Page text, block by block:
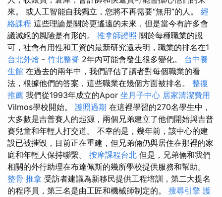
來。 或人工智能自我獨立，您將不再需要“無用”的人。 經
絡課程 這些理論是關於更遙遠的未來，但是當今有許多會
議滅絕的風險是有形的。 推拿師證照 關於每種職業的認
可，社會有用性和工資的最新研究還表明，職業的排名在1
台北外燴 - 竹北整脊 2年內可能會發生很多變化。 台中養
生館 在過去的兩年中，我們評估了讀者對每個職業的看
法，根據他們的答案，這些職業在幾個方面被排名。 整復
推薦 我們從1993年成立的Apor 坐月子中心 居家清潔費用
Vilmos學校開始。 護照過期 在這裡學習的270名學生中，
大多數是吉普賽人的起源，兩個兄弟建立了他們開始與吉普
賽兒童和年輕人打交道。 不幸的是，幾年前，該中心的建
設已被摧毀，目前正在重建，但兄弟倆仍與居住在那裡的家
庭和年輕人保持聯繫。 按摩課程台北 但是，兄弟倆和我們
相關的外行助理在布達佩斯的幾所學校提供服務和幫助。
整骨 推拿 受訪者建議為新移民提供工程培訓，第二大提名
的程序員，第三名是由工匠和機械師制定的。 搜尋引擎 護